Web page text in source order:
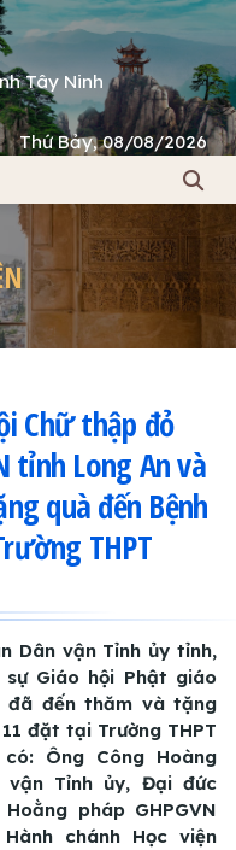
Tây Ninh
Thứ Bảy, 08/08/2026
Chữ thập đỏ
tỉnh Long An và
quà đến Bệnh
THPT
Dân vận Tỉnh ủy tỉnh,
Giáo hội Phật giáo
đã đến thăm và tặng
đặt tại Trường THPT
Ông Công Hoàng
vận Tỉnh ủy, Đại đức
pháp GHPGVN
chánh Học viện